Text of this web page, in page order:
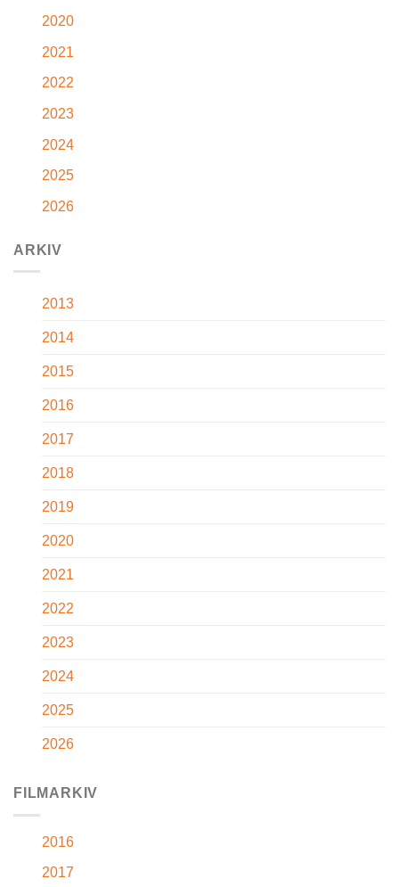
2020
2021
2022
2023
2024
2025
2026
ARKIV
2013
2014
2015
2016
2017
2018
2019
2020
2021
2022
2023
2024
2025
2026
FILMARKIV
2016
2017